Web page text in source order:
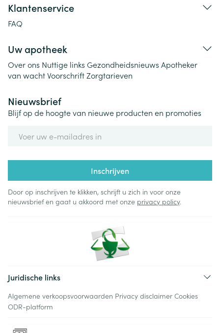
Klantenservice
FAQ
Uw apotheek
Over ons Nuttige links Gezondheidsnieuws Apotheker
van wachtVoorschriftZorgtarieven
Nieuwsbrief
Blijf op de hoogte van nieuwe producten en promoties
Inschrijven
Door op inschrijven te klikken, schrijft u zich in voor onze
nieuwsbrief en gaat u akkoord met onze privacy policy.
Juridische links
Algemene verkoopsvoorwaarden Privacy disclaimer Cookies
ODR-platform